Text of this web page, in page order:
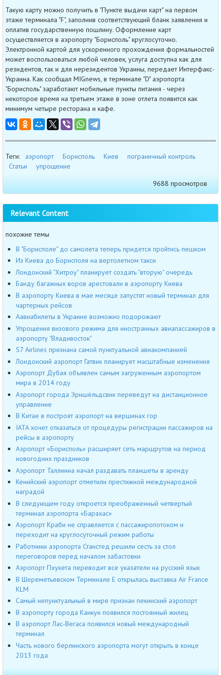
Такую карту можно получить в "Пункте выдачи карт" на первом
этаже терминала "F", заполнив соответствующий бланк заявления и
оплатив государственную пошлину. Оформление карт
осуществляется в аэропорту "Борисполь" круглосуточно.
Электронной картой для ускоренного прохождения формальностей
может воспользоваться любой человек, услуга доступна как для
резидентов, так и для нерезидентов Украины, передает Интерфакс-
Украина. Как сообщал MIGnews, в терминале "D" аэропорта
"Борисполь" заработают мобильные пункты питания - через
некоторое время на третьем этаже в зоне отлета появится как
минимум четыре ресторана и кафе.
Теги: аэропорт Борисполь Киев
пограничный контроль
Статьи
упрощение
9688 просмотров
Relevant Content
похожие темы
В "Борисполе" до самолета теперь придется пройтись пешком
Из Киева до Борисполя на вертолетном такси
Лондонский "Хитроу" планирует создать "вторую" очередь
Банду багажных воров арестовали в аэропорту Киева
В аэропорту Киева в мае месяце запустят новый терминал для
чартерных рейсов
Аавиабилеты в Украине возможно подорожают
Упрощения визового режима для иностранных авиапассажиров в
аэропорту "Владивосток"
S7 Airlines признана самой пунктуальной авиакомпанией
Лондонский аэропорт Гатвик планирует масштабные изменения
Аэропорт Дубая объявлен самым загруженным аэропортом
мира в 2014 году
Аэропорт города Эрншёльдсвик переведут на дистанционное
управление
В Китае в построят аэропорт на вершинах гор
IATA хочет отказаться от процедуры регистрации пассажиров на
рейсы в аэропорту
Аэропорт «Борисполь» расширяет сеть маршрутов на период
новогодних праздников
Аэропорт Таллинна начал раздавать планшеты в аренду
Кенийский аэропорт отметили престижной международной
наградой
В следующем году откроется преображенный четвертый
терминал аэропорта «Барахас»
Аэропорт Краби не справляется с пассажиропотоком и
переходит на круглосуточный режим работы
Работники аэропорта Станстед решили сесть за стол
переговоров перед началом забастовки
Аэропорт Пхукета переводит все указатели на русский язык
В Шереметьевском Терминале Е открылась выставка Air France
KLM
Cамый непунктуальный в мире признан пекинский аэропорт
В аэропорту города Канкун появился постоянный жилец
В аэропорт Лас-Вегаса появился новый международный
терминал
Часть нового берлинского аэропорта могут открыть в конце
2013 года